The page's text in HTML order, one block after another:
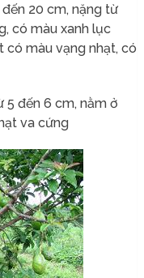
20 cm, nặng từ
có màu xanh lục
có màu vạng nhạt, có
5 đến 6 cm, nằm ở
va cứng